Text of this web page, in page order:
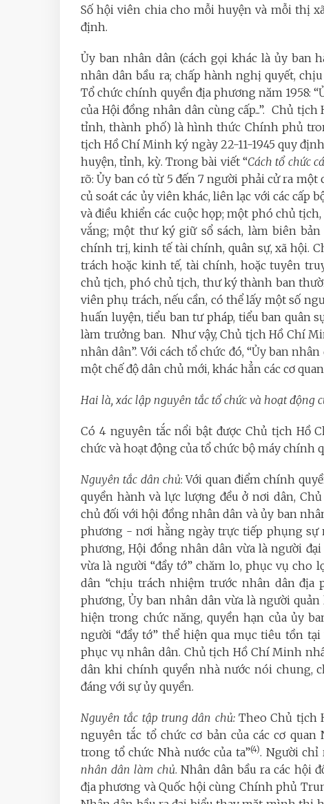
Số hội viên chia cho mỗi huyện và mỗi thị
định.
Ủy ban nhân dân (cách gọi khác là ủy ban
nhân dân bầu ra; chấp hành nghị quyết,
Tổ chức chính quyền địa phương năm 1958:
của Hội đồng nhân dân cùng cấp...”. Chủ
tỉnh, thành phố) là hình thức Chính phủ
tịch Hồ Chí Minh ký ngày 22-11-1945 quy
huyện, tỉnh, kỳ. Trong bài viết “Cách tổ chức
rõ: Ủy ban có từ 5 đến 7 người phải cử ra
củ soát các ủy viên khác, liên lạc với các cấp
và điều khiển các cuộc họp; một phó chủ
vắng; một thư ký giữ sổ sách, làm biên
chính trị, kinh tế tài chính, quân sự, xã hội.
trách hoặc kinh tế, tài chính, hoặc tuyên
chủ tịch, phó chủ tịch, thư ký thành ban
viên phụ trách, nếu cần, có thể lấy một số
huấn luyện, tiểu ban tư pháp, tiểu ban quân
làm trưởng ban. Như vậy, Chủ tịch Hồ Chí
nhân dân”. Với cách tổ chức đó, “Ủy ban
một chế độ dân chủ mới, khác hẳn các cơ
Hai là, xác lập nguyên tắc tổ chức và hoạt động
Có 4 nguyên tắc nổi bật được Chủ tịch Hồ
chức và hoạt động của tổ chức bộ máy chính
Nguyên tắc dân chủ: Với quan điểm chính
quyền hành và lực lượng đều ở nơi dân,
chủ đối với hội đồng nhân dân và ủy ban
phương - nơi hằng ngày trực tiếp phụng sự
phương, Hội đồng nhân dân vừa là người
vừa là người “đầy tớ” chăm lo, phục vụ cho
dân “chịu trách nhiệm trước nhân dân địa
phương, Ủy ban nhân dân vừa là người
hiện trong chức năng, quyền hạn của ủy
người “đầy tớ” thể hiện qua mục tiêu tồn
phục vụ nhân dân. Chủ tịch Hồ Chí Minh
dân khi chính quyền nhà nước nói chung,
đáng với sự ủy quyền.
Nguyên tắc tập trung dân chủ: Theo Chủ tịch
nguyên tắc tổ chức cơ bản của các cơ
trong tổ chức Nhà nước của ta”(4). Người chỉ
nhân dân làm chủ. Nhân dân bầu ra các hội
địa phương và Quốc hội cùng Chính phủ